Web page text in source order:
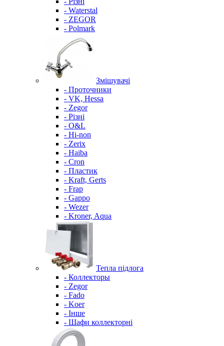
- Waterstal
- ZEGOR
- Polmark
Змішувачі
- Проточники
- VK, Hessa
- Zegor
- Різні
- O&L
- Hi-non
- Zerix
- Haiba
- Cron
- Пластик
- Kraft, Gerts
- Frap
- Gappo
- Wezer
- Kroner, Aqua
Тепла підлога
- Коллекторы
- Zegor
- Fado
- Koer
- Інше
- Шафи коллекторні